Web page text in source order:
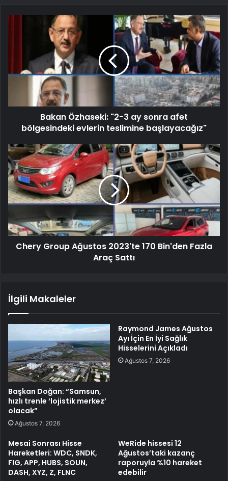
Bakan Özhaseki: "2-3 ay sonra afet
bölgesindeki evlerin teslimine başlayacağız"
Chery Group Ağustos 2023'te 170 Bin'den Fazla
Araç Sattı
İlgili Makaleler
Başkan Doğan: “Samsun,
hızlı trenle ‘lojistik merkez’
olacak”
Ağustos 7, 2026
Raymond James Ağustos
Ayı İçin En İyi Sağlık
Hisselerini Açıkladı
Ağustos 7, 2026
Mesai Sonrası Hisse
Hareketleri: WDC, SNDK,
FIG, APP, HUBS, SOUN,
DASH, XYZ, Z, FLNC
WeRide hissesi 12
Ağustos’taki kazanç
raporuyla %10 hareket
edebilir